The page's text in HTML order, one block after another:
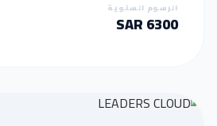
الرسوم السنوية
6300 SAR